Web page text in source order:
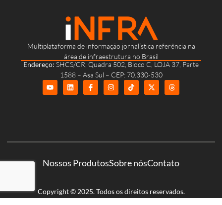
Multiplataforma de informação jornalística referência na
área de infraestrutura no Brasil
Endereço: SHCS/CR, Quadra 502, Bloco C, LOJA 37, Parte
1588 – Asa Sul – CEP: 70.330-530
Nossos ProdutosSobre nósContato
Copyright © 2025. Todos os direitos reservados.